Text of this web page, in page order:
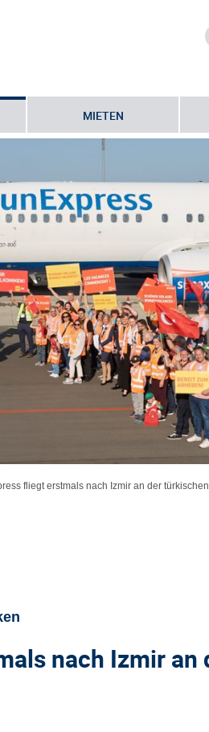
MIETEN
fliegt erstmals nach Izmir an der
nach Izmiran